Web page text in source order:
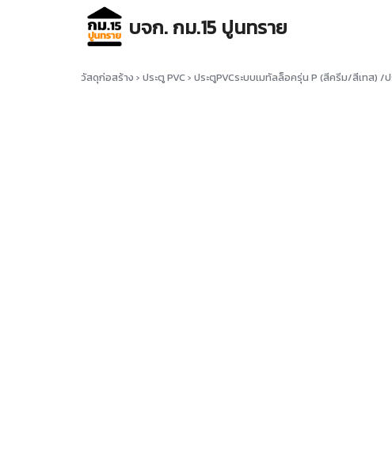
บจก. กม.15 ปูนทราย
for:
วัสดุก่อสร้าง › ประตู PVC › ประตูPVCระบบเมทัลล็อครุ่น P (สีครีม/สีเทส) /